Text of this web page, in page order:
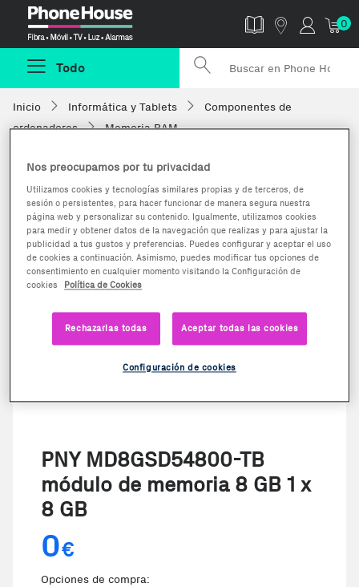
0
Todo
Inicio Informática y Tablets
Componentes de
ordenadores
Memoria RAM
PNY MD8GSD54800-TB
módulo de memoria 8 GB 1 x
8 GB
0€
Opciones de compra:
Nos preocupamos por tu privacidad
Utilizamos cookies y tecnologías similares propias y de terceros, de
sesión o persistentes, para hacer funcionar de manera segura nuestra
página web y personalizar su contenido. Igualmente, utilizamos cookies
para medir y obtener datos de la navegación que realizas y para ajustar la
publicidad a tus gustos y preferencias. Puedes configurar y aceptar el uso
de cookies a continuación. Asimismo, puedes modificar tus opciones de
consentimiento en cualquier momento visitando la Configuración de
cookies
Política de Cookies
Rechazarlas todas Aceptar todas las cookies
Configuración de cookies